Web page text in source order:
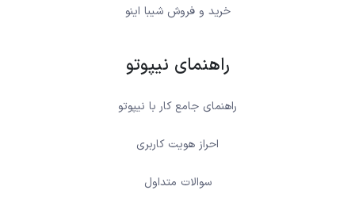
خرید و فروش شیبا اینو
راهنمای نیپوتو
راهنمای جامع کار با نیپوتو
احراز هویت کاربری
سوالات متداول